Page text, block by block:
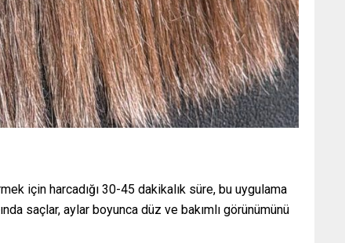
için harcadığı 30-45 dakikalık süre, bu uygulama
saçlar, aylar boyunca düz ve bakımlı görünümünü